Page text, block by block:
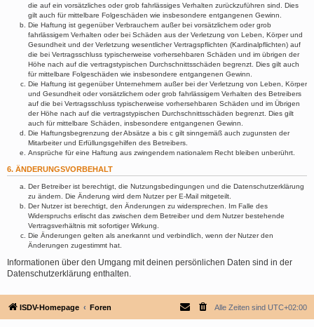
die auf ein vorsätzliches oder grob fahrlässiges Verhalten zurückzuführen sind. Dies
gilt auch für mittelbare Folgeschäden wie insbesondere entgangenen Gewinn.
Die Haftung ist gegenüber Verbrauchern außer bei vorsätzlichem oder grob
fahrlässigem Verhalten oder bei Schäden aus der Verletzung von Leben, Körper und
Gesundheit und der Verletzung wesentlicher Vertragspflichten (Kardinalpflichten) auf
die bei Vertragsschluss typischerweise vorhersehbaren Schäden und im übrigen der
Höhe nach auf die vertragstypischen Durchschnittsschäden begrenzt. Dies gilt auch
für mittelbare Folgeschäden wie insbesondere entgangenen Gewinn.
Die Haftung ist gegenüber Unternehmern außer bei der Verletzung von Leben, Körper
und Gesundheit oder vorsätzlichem oder grob fahrlässigem Verhalten des Betreibers
auf die bei Vertragsschluss typischerweise vorhersehbaren Schäden und im Übrigen
der Höhe nach auf die vertragstypischen Durchschnittsschäden begrenzt. Dies gilt
auch für mittelbare Schäden, insbesondere entgangenen Gewinn.
Die Haftungsbegrenzung der Absätze a bis c gilt sinngemäß auch zugunsten der
Mitarbeiter und Erfüllungsgehilfen des Betreibers.
Ansprüche für eine Haftung aus zwingendem nationalem Recht bleiben unberührt.
6. ÄNDERUNGSVORBEHALT
Der Betreiber ist berechtigt, die Nutzungsbedingungen und die Datenschutzerklärung
zu ändern. Die Änderung wird dem Nutzer per E-Mail mitgeteilt.
Der Nutzer ist berechtigt, den Änderungen zu widersprechen. Im Falle des
Widerspruchs erlischt das zwischen dem Betreiber und dem Nutzer bestehende
Vertragsverhältnis mit sofortiger Wirkung.
Die Änderungen gelten als anerkannt und verbindlich, wenn der Nutzer den
Änderungen zugestimmt hat.
Informationen über den Umgang mit deinen persönlichen Daten sind in der
Datenschutzerklärung enthalten.
ISDV-Homepage Foren Alle Zeiten sind UTC+02:00